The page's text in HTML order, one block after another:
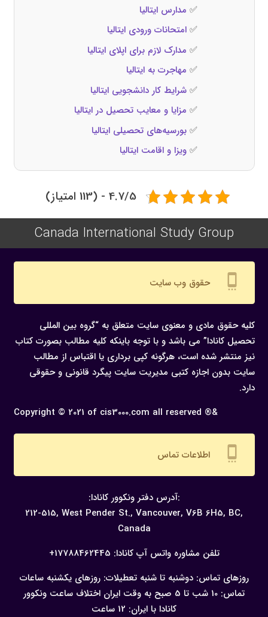
✅ مدارس ایتالیا
✅امتحانات ورودی ایتالیا
✅ مدارک لازم برای اپلای ایتالیا
✅ مهاجرت به ایتالیا
✅شرایط کار دانشجویی ایتالیا
✅ مزایا و معایب تحصیل در ایتالیا
✅بورسیه‌های تحصیلی ایتالیا
✅ویزا و اقامت ایتالیا
4.7/5 - (113 امتیاز)
Canada International Study Group
settings_cell حقوق وب سایت
کلیه حقوق مادی و معنوی سایت متعلق به “گروه بین المللی
تحصیل کانادا” می باشد و با توجه باینکه کلیه مطالب بصورت کتاب
نیز منتشر شده است، هرگونه كپی برداری یا اقتباس از مطالب
سایت بدون اجازه كتبی مدیریت سایت پیگرد قانونی و حقوقی
دارد.
Copyright © 2021 of cis3000.com all reserved ®&
settings_cell اطلاعات تماس
:آدرس دفتر ونکوور کانادا:
212-515, West Pender St., Vancouver, V6B 6H5, BC,
Canada
تلفن مشاوره واتس آپ کانادا: 17788462445+
روزهای تماس: دوشنبه تا شنبه تعطیلات: روزهای یکشنبه ساعات
تماس: 10 شب تا 5 صبح به وقت ایران
اختلاف ساعت ونکوور
کانادا با ایران: 12 ساعت